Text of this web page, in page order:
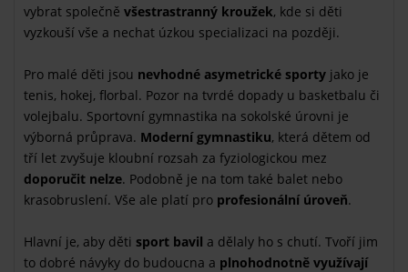
vybrat společně všestrastranný kroužek, kde si děti
vyzkouší vše a nechat úzkou specializaci na později.
Pro malé děti jsou nevhodné asymetrické sporty jako je
tenis, hokej, florbal. Pozor na tvrdé dopady u basketbalu či
volejbalu. Sportovní gymnastika na sokolské úrovni je
výborná průprava. Moderní gymnastiku, která dětem od
tří let zvyšuje kloubní rozsah za fyziologickou mez
doporučit nelze. Podobně je na tom také balet nebo
krasobruslení. Vše ale platí pro profesionální úroveň.
Hlavní je, aby děti sport bavil a dělaly ho s chutí. Tvoří jim
to dobré návyky do budoucna a plnohodnotně využívají